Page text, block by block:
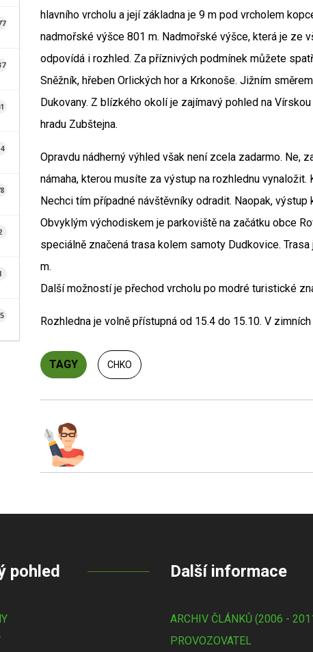
hlavního vrcholu a její základna je 9 m pod vrcholem
nadmořské výšce 801 m. Nadmořské výšce, která je ze
odpovídá i rozhled. Za příznivých podmínek můžete
Sněžník, hřeben Orlických hor a Krkonoše. Jižním
Dukovany. Z blízkého okolí je zajímavý pohled na
hradu Zubštejna.
Opravdu nádherný výhled však není zcela zadarmo. Ne,
námaha, kterou musíte za výstup na rozhlednu
Nechci tím případné návštěvníky odradit. Naopak,
Obvyklým východiskem je parkoviště na začátku obce
speciálně značená trasa kolem samoty Dudkovice.
m.
Další možností je přechod vrcholu po modré turistické
Rozhledna je volně přístupná od 15.4 do 15.10. V
TAGY CHKO
pohled Další informace
ARCHIV ČLÁNKŮ (2006 -
PROVOZOVATEL